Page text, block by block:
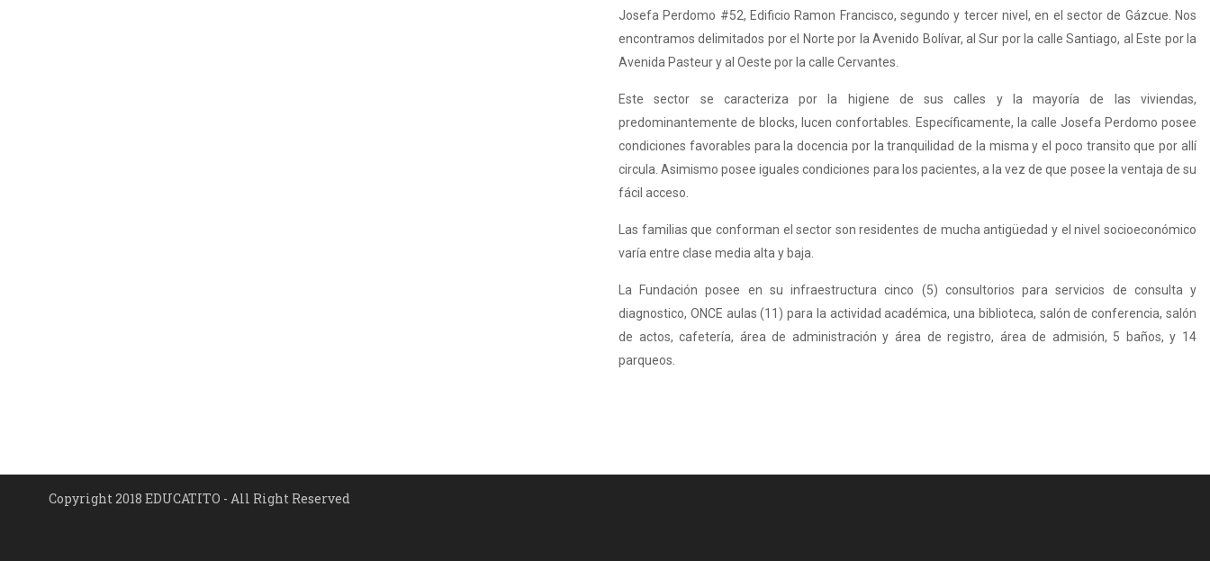
Josefa Perdomo #52, Edificio Ramon Francisco, segundo y tercer nivel, en el sector de Gázcue. Nos
encontramos delimitados por el Norte por la Avenido Bolívar, al Sur por la calle Santiago, al Este por la
Avenida Pasteur y al Oeste por la calle Cervantes.
Este sector se caracteriza por la higiene de sus calles y la mayoría de las viviendas,
predominantemente de blocks, lucen confortables. Específicamente, la calle Josefa Perdomo posee
condiciones favorables para la docencia por la tranquilidad de la misma y el poco transito que por allí
circula. Asimismo posee iguales condiciones para los pacientes, a la vez de que posee la ventaja de su
fácil acceso.
Las familias que conforman el sector son residentes de mucha antigüedad y el nivel socioeconómico
varía entre clase media alta y baja.
La Fundación posee en su infraestructura cinco (5) consultorios para servicios de consulta y
diagnostico, ONCE aulas (11) para la actividad académica, una biblioteca, salón de conferencia, salón
de actos, cafetería, área de administración y área de registro, área de admisión, 5 baños, y 14
parqueos.
Copyright 2018 EDUCATITO - All Right Reserved